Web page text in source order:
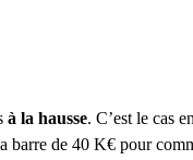
à la hausse. C’est le cas
barre de 40 K€ pour